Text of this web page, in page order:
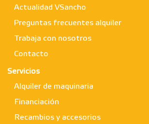
Actualidad VSancho
Preguntas frecuentes alquiler
Trabaja con nosotros
Contacto
Servicios
Alquiler de maquinaria
Financiación
Recambios y accesorios